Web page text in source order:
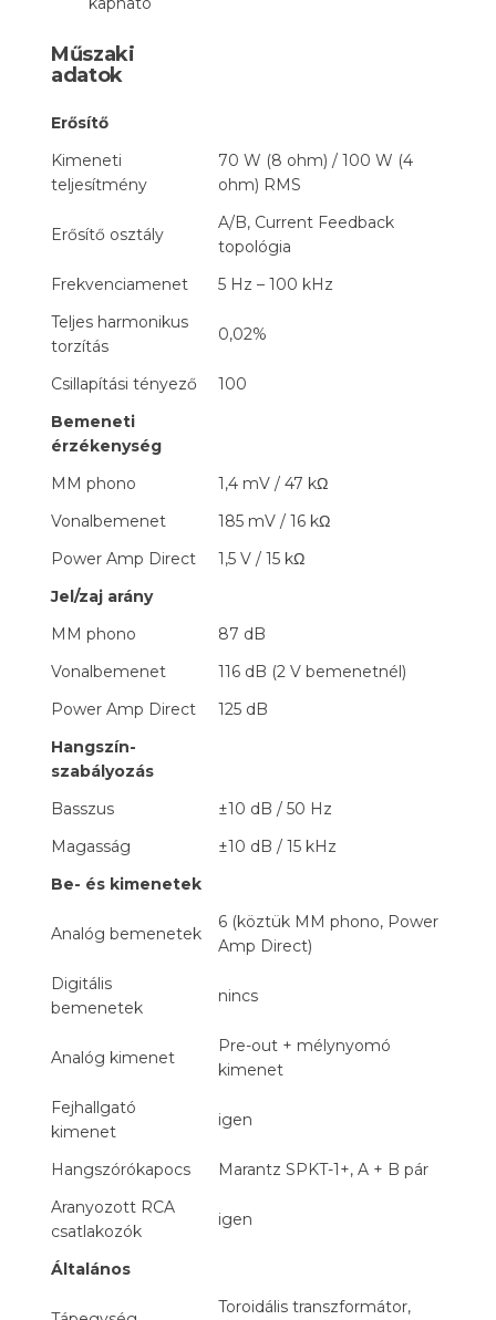
Műszaki
adatok
Erősítő
Kimeneti
teljesítmény
70 W (8 ohm) / 100 W (4
ohm) RMS
Erősítő osztály
A/B, Current Feedback
topológia
Frekvenciamenet
5 Hz – 100 kHz
Teljes harmonikus
torzítás
0,02%
Csillapítási tényező
100
Bemeneti
érzékenység
MM phono
1,4 mV / 47 kΩ
Vonalbemenet
185 mV / 16 kΩ
Power Amp Direct
1,5 V / 15 kΩ
Jel/zaj arány
MM phono
87 dB
Vonalbemenet
116 dB (2 V bemenetnél)
Power Amp Direct
125 dB
Hangszín-
szabályozás
Basszus
±10 dB / 50 Hz
Magasság
±10 dB / 15 kHz
Be- és kimenetek
Analóg bemenetek
6 (köztük MM phono, Power
Amp Direct)
Digitális
bemenetek
nincs
Analóg kimenet
Pre-out + mélynyomó
kimenet
Fejhallgató
kimenet
igen
Hangszórókapocs
Marantz SPKT-1+, A + B pár
Aranyozott RCA
csatlakozók
igen
Általános
Toroidális transzformátor,